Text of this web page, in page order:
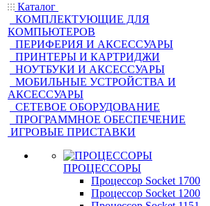
Каталог
КОМПЛЕКТУЮЩИЕ ДЛЯ
КОМПЬЮТЕРОВ
ПЕРИФЕРИЯ И АКСЕССУАРЫ
ПРИНТЕРЫ И КАРТРИДЖИ
НОУТБУКИ И АКСЕССУАРЫ
МОБИЛЬНЫЕ УСТРОЙСТВА И
АКСЕССУАРЫ
СЕТЕВОЕ ОБОРУДОВАНИЕ
ПРОГРАММНОЕ ОБЕСПЕЧЕНИЕ
ИГРОВЫЕ ПРИСТАВКИ
ПРОЦЕССОРЫ
Процессор Socket 1700
Процессор Socket 1200